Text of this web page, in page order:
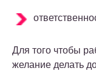
Для того чтобы
желание делать